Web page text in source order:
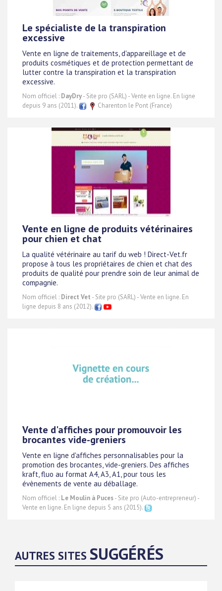
Le spécialiste de la transpiration
excessive
Vente en ligne de traitements, d'appareillage et de
produits cosmétiques et de protection permettant de
lutter contre la transpiration et la transpiration
excessive.
Nom officiel : DayDry- Site pro (SARL) - Vente en ligne. En ligne
depuis 9 ans (2011).
Charenton le Pont (France)
Vente en ligne de produits vétérinaires
pour chien et chat
La qualité vétérinaire au tarif du web ! Direct-Vet.fr
propose à tous les propriétaires de chien et chat des
produits de qualité pour prendre soin de leur animal de
compagnie.
Nom officiel : Direct Vet - Site pro (SARL) - Vente en ligne. En
ligne depuis 8 ans (2012).
Vente d'affiches pour promouvoir les
brocantes vide-greniers
Vente en ligne d'affiches personnalisables pour la
promotion des brocantes, vide-greniers. Des affiches
kraft, fluo au format A4, A3, A1, pour tous les
évènements de vente au déballage.
Nom officiel : Le Moulin à Puces- Site pro (Auto-entrepreneur) -
Vente en ligne. En ligne depuis 5 ans (2015).
AUTRES SITES SUGGÉRÉS